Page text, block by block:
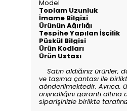
Model
Toplam
İmame Bilgisi
Ürünün
Tespihe Yapılan
Püskül Bilgisi
Ürün Kodları
Ürün Ustası
Satın aldığınız ürünler,
ve taşıma çantası ile
gönderilmektedir. Ayrıca,
orijinalliğini garanti altına
siparişinizle birlikte